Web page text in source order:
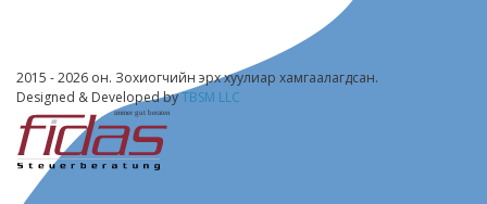
2015 - 2026 он. Зохиогчийн эрх хуулиар хамгаалагдсан.
Designed & Developed byTBSM LLC